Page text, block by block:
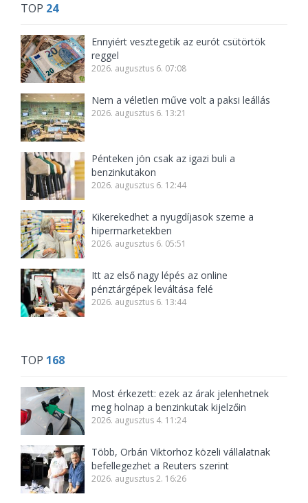
TOP 24
Ennyiért vesztegetik az eurót csütörtök
reggel
2026. augusztus 6. 07:08
Nem a véletlen műve volt a paksi leállás
2026. augusztus 6. 13:21
Pénteken jön csak az igazi buli a
benzinkutakon
2026. augusztus 6. 12:44
Kikerekedhet a nyugdíjasok szeme a
hipermarketekben
2026. augusztus 6. 05:51
Itt az első nagy lépés az online
pénztárgépek leváltása felé
2026. augusztus 6. 13:44
TOP 168
Most érkezett: ezek az árak jelenhetnek
meg holnap a benzinkutak kijelzőin
2026. augusztus 4. 11:24
Több, Orbán Viktorhoz közeli vállalatnak
befellegezhet a Reuters szerint
2026. augusztus 2. 16:26